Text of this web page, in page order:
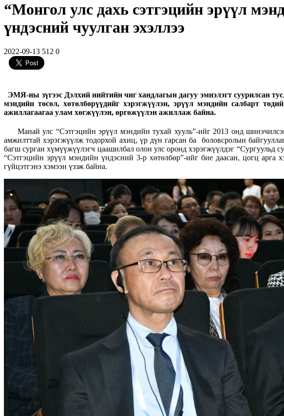
“Монгол улс дахь сэтгэцийн эрүүл
үндэсний чуулган эхэллээ
2022-09-13 512 0
ЭМЯ-ны зүгээс Дэлхий нийтийн чиг хандлагын дагуу эмнэлэгт суурилсан
мэндийн төсөл, хөтөлбөрүүдийг хэрэгжүүлэн, эрүүл мэндийн салбарт
ажиллагаагаа улам хөгжүүлэн, өргөжүүлэн ажиллаж байна.
Манай улс “Сэтгэцийн эрүүл мэндийн тухай хууль”-ийг 2013 онд
амжилттай хэрэгжүүлж тодорхой ахиц, үр дүн гарсан ба боловсролын
багш сурган хүмүүжүүлэгч цаашилбал олон улс оронд хэрэгжүүлдэг “Сургуульд
“Сэтгэцийн эрүүл мэндийн үндэсний 3-р хөтөлбөр”-ийг бие даасан, цогц
гүйцэтгэнэ хэмээн үзэж байна.